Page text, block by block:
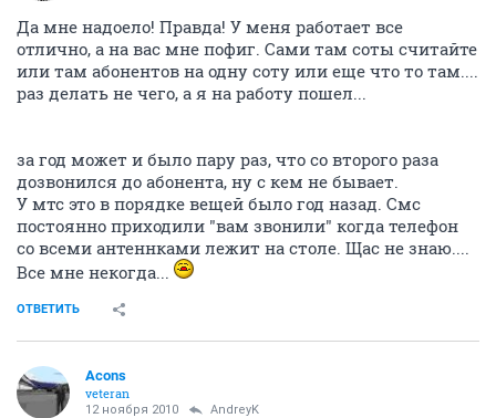
Да мне надоело! Правда! У меня работает все
отлично, а на вас мне пофиг. Сами там соты считайте
или там абонентов на одну соту или еще что то там....
раз делать не чего, а я на работу пошел...
за год может и было пару раз, что со второго раза
дозвонился до абонента, ну с кем не бывает.
У мтс это в порядке вещей было год назад. Смс
постоянно приходили "вам звонили" когда телефон
со всеми антеннками лежит на столе. Щас не знаю....
Все мне некогда...
ОТВЕТИТЬ
Acons
veteran
12 ноября 2010 AndreyK